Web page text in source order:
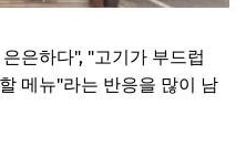
은하다", "고기가 부드럽
메뉴"라는 반응을 많이 남